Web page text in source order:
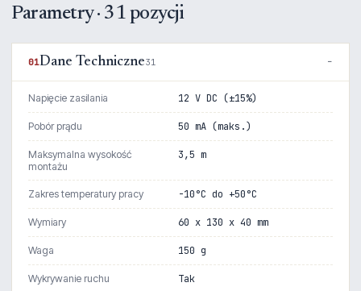
Parametry · 31 pozycji
01Dane Techniczne31
Napięcie zasilania 12 V DC (±15%)
Pobór prądu 50 mA (maks.)
Maksymalna wysokość
montażu
3,5 m
Zakres temperatury pracy -10°C do +50°C
Wymiary 60 x 130 x 40 mm
Waga 150 g
Wykrywanie ruchu Tak